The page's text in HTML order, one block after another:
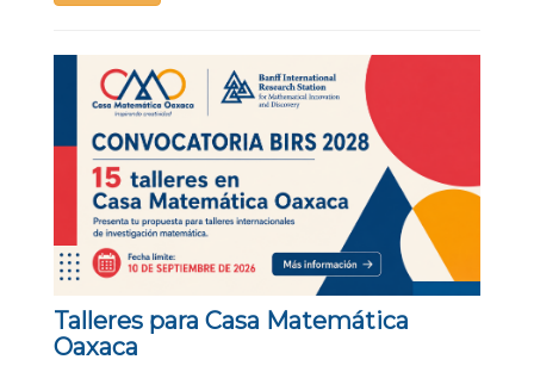
Talleres para Casa Matemática
Oaxaca